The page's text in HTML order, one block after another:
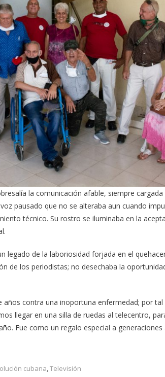
la comunicación afable, siempre
pausado que no se alteraba aun cuando
técnico. Su rostro se iluminaba en la
legado de la laboriosidad forjada en el
de los periodistas; no desechaba la
años contra una inoportuna enfermedad; por
llegar en una silla de ruedas al telecentro,
Fue como un regalo especial a
cubana,Televisión